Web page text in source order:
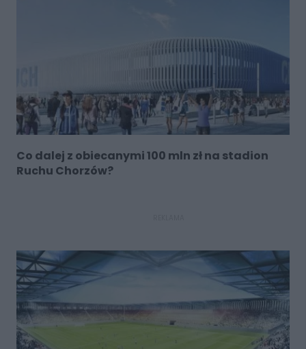
Co dalej z obiecanymi 100 mln zł na stadion
Ruchu Chorzów?